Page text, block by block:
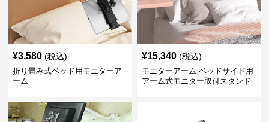
¥3,580 (税込)
折り畳み式ベッド用モニターア
ーム
¥15,340 (税込)
モニターアーム ベッドサイド用
アーム式モニター取付スタンド